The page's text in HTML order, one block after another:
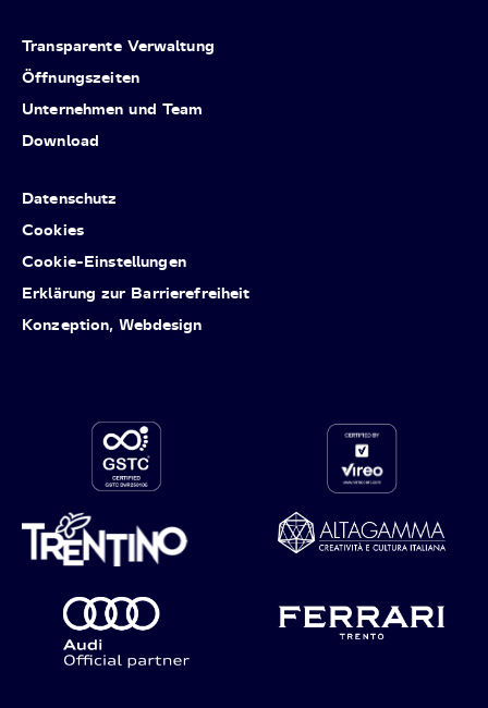
Transparente Verwaltung
Öffnungszeiten
Unternehmen und Team
Download
Datenschutz
Cookies
Cookie-Einstellungen
Erklärung zur Barrierefreiheit
Konzeption, Webdesign